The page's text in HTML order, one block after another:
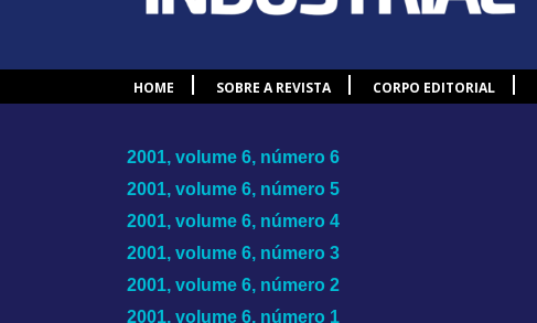
HOME SOBRE A REVISTA CORPO EDITORIAL
2001, volume 6, número 6
2001, volume 6, número 5
2001, volume 6, número 4
2001, volume 6, número 3
2001, volume 6, número 2
2001, volume 6, número 1